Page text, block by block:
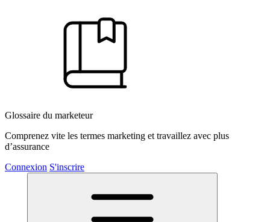
Glossaire du marketeur
Comprenez vite les termes marketing et travaillez avec plus
d’assurance
Connexion S'inscrire